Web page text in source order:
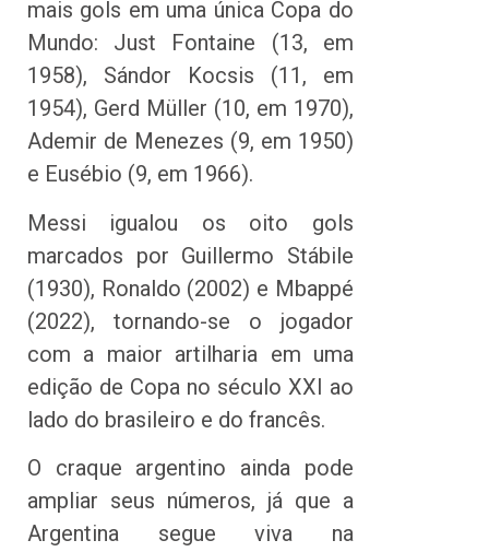
mais gols em uma única Copa do
Mundo: Just Fontaine (13, em
1958), Sándor Kocsis (11, em
1954), Gerd Müller (10, em 1970),
Ademir de Menezes (9, em 1950)
e Eusébio (9, em 1966).
Messi igualou os oito gols
marcados por Guillermo Stábile
(1930), Ronaldo (2002) e Mbappé
(2022), tornando-se o jogador
com a maior artilharia em uma
edição de Copa no século XXI ao
lado do brasileiro e do francês.
O craque argentino ainda pode
ampliar seus números, já que a
Argentina segue viva na